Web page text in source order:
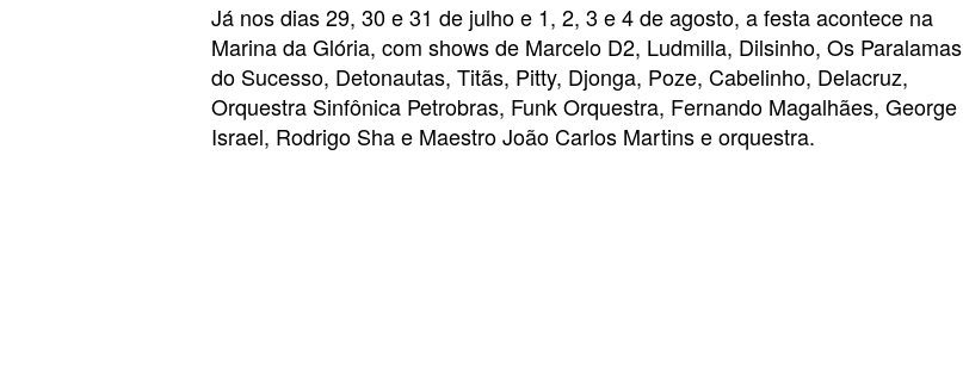
Já nos dias 29, 30 e 31 de julho e 1, 2, 3 e 4 de agosto, a festa acontece na
Marina da Glória, com shows de Marcelo D2, Ludmilla, Dilsinho, Os Paralamas
do Sucesso, Detonautas, Titãs, Pitty, Djonga, Poze, Cabelinho, Delacruz,
Orquestra Sinfônica Petrobras, Funk Orquestra, Fernando Magalhães, George
Israel, Rodrigo Sha e Maestro João Carlos Martins e orquestra.